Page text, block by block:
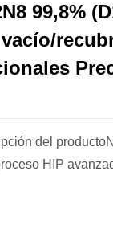
99,8%
del
HIP